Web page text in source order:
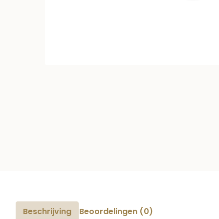
Beschrijving Beoordelingen (0)